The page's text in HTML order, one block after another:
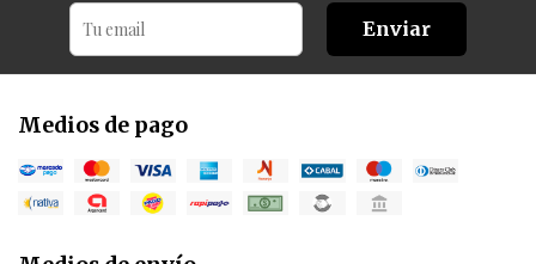
Enviar
Medios de pago